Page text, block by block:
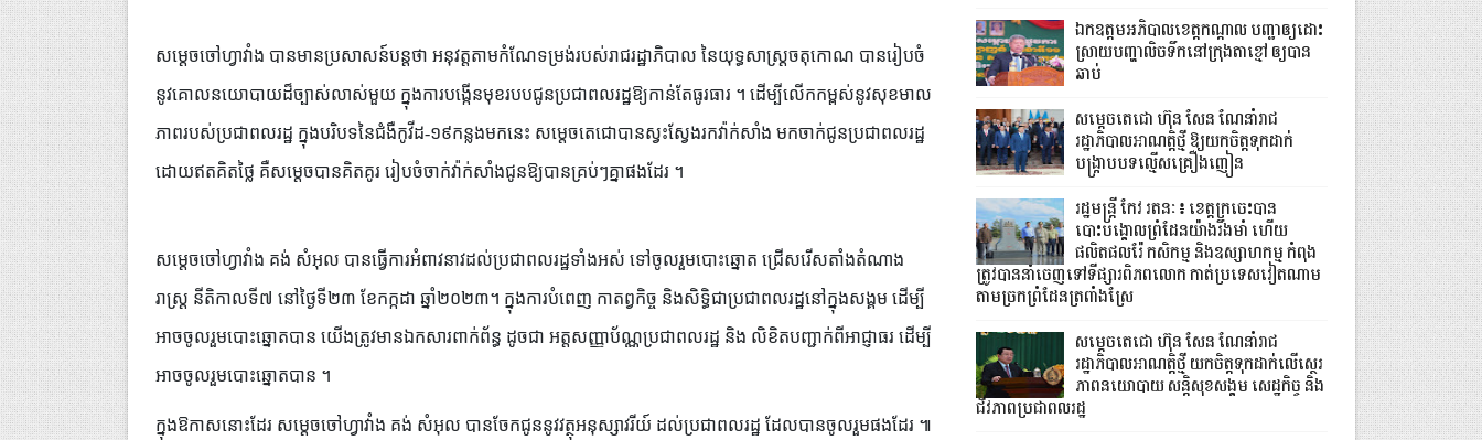
សម្តេចចៅហ្វាវាំង បានមានប្រសាសន៍បន្តថា អនុវត្តតាមកំណែទម្រង់របស់រាជរដ្ឋាភិបាល នៃយុទ្ធសាស្រ្តចតុកោណ បានរៀបចំ
នូវគោលនយោបាយដ៏ច្បាស់លាស់មួយ ក្នុងការបង្កើនមុខរបបជូនប្រជាពលរដ្ឋឱ្យកាន់តែធូរធារ ។ ដើម្បីលើកកម្ពស់នូវសុខមាល
ភាពរបស់ប្រជាពលរដ្ឋ ក្នុងបរិបទនៃជំងឺកូវីដ-១៩កន្លងមកនេះ សម្តេចតេជោបានស្វះស្វែងរកវ៉ាក់សាំង មកចាក់ជូនប្រជាពលរដ្ឋ
ដោយឥតគិតថ្លៃ គឺសម្តេចបានគិតគូរ រៀបចំចាក់វ៉ាក់សាំងជូនឱ្យបានគ្រប់ៗគ្នាផងដែរ ។
សម្តេចចៅហ្វាវាំង គង់ សំអុល បានធ្វើការអំពាវនាវដល់ប្រជាពលរដ្ឋទាំងអស់ ទៅចូលរួមបោះឆ្នោត ជ្រើសរើសតាំងតំណាង
រាស្រ្ត នីតិកាលទី៧ នៅថ្ងៃទី២៣ ខែកក្កដា ឆ្នាំ២០២៣។ ក្នុងការបំពេញ កាតព្វកិច្ច និងសិទ្ធិជាប្រជាពលរដ្ឋនៅក្នុងសង្គម ដើម្បី
អាចចូលរួមបោះឆ្នោតបាន យើងត្រូវមានឯកសារពាក់ព័ន្ធ ដូចជា អត្តសញ្ញាប័ណ្ណប្រជាពលរដ្ឋ និង លិខិតបញ្ជាក់ពីអាជ្ញាធរ ដើម្បី
អាចចូលរួមបោះឆ្នោតបាន ។
ក្នុងឱកាសនោះដែរ សម្តេចចៅហ្វាវាំង គង់ សំអុល បានចែកជូននូវវត្ថុអនុស្សាវរីយ៍ ដល់ប្រជាពលរដ្ឋ ដែលបានចូលរួមផងដែរ ៕
ឯកឧត្តមអភិបាលខេត្តកណ្ដាល បញ្ជាឲ្យដោះ
ស្រាយបញ្ហាលិចទឹកនៅក្រុងតាខ្មៅ ឲ្យបាន
ឆាប់
សម្តេចតេជោ ហ៊ុន សែន ណែនាំរាជ
រដ្ឋាភិបាលអាណត្តិថ្មី ឱ្យយកចិត្តទុកដាក់
បង្ក្រាបបទល្មើសគ្រឿងញៀន
រដ្ឋមន្ត្រី កែវ រតនៈ៖ ខេត្តក្រចេះបាន
បោះបង្គោលព្រំដែនយ៉ាងរឹងមាំ ហើយ
ផលិតផលរ៉ែ កសិកម្ម និងឧស្សាហកម្ម កំពុង
ត្រូវបាននាំចេញទៅទីផ្សារពិភពលោក កាត់ប្រទេសវៀតណាម
តាមច្រកព្រំដែនត្រពាំងស្រែ
សម្តេចតេជោ ហ៊ុន សែន ណែនាំរាជ
រដ្ឋាភិបាលអាណត្តិថ្មី យកចិត្តទុកដាក់លើស្ថេរ
ភាពនយោបាយ សន្តិសុខសង្គម សេដ្ឋកិច្ច និង
ជីវភាពប្រជាពលរដ្ឋ